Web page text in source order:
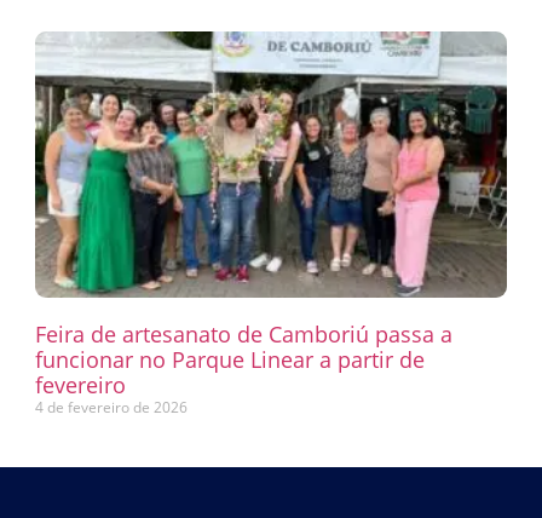
Feira de artesanato de Camboriú passa a
funcionar no Parque Linear a partir de
fevereiro
4 de fevereiro de 2026